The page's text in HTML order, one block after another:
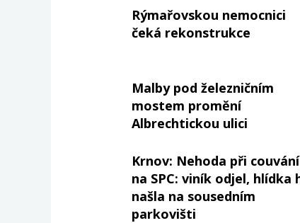
Rýmařovskou nemocnici
čeká rekonstrukce
Malby pod železničním
mostem promění
Albrechtickou ulici
Krnov: Nehoda při couvání
na SPC: viník odjel, hlídka
našla na sousedním
parkovišti